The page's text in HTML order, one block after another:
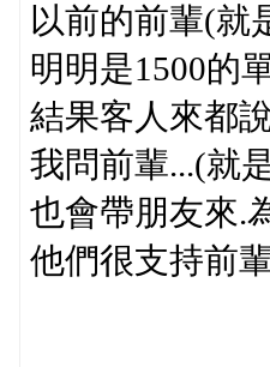
以前的前輩(就
明明是1500的
結果客人來都
我問前輩...(就
也會帶朋友來.
他們很支持前